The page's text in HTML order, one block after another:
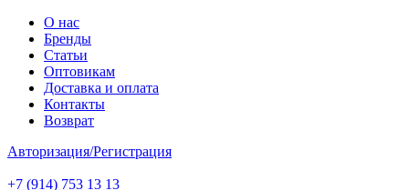
О нас
Бренды
Статьи
Оптовикам
Доставка и оплата
Контакты
Возврат
Авторизация/Регистрация
+7 (914) 753 13 13